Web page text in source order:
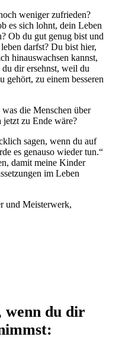
weniger zufrieden?
es sich lohnt, dein Leben
Ob du gut genug bist und
darfst? Du bist hier,
hinauswachsen kannst,
dir ersehnst, weil du
gehört, zu einem besseren
die Menschen über
zu Ende wäre?
sagen, wenn du auf
es genauso wieder tun.“
damit meine Kinder
im Leben
und Meisterwerk,
wenn du dir